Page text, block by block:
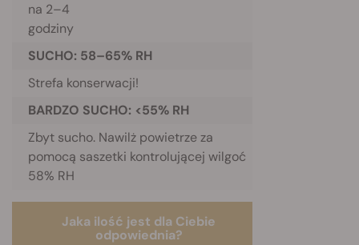
na 2–4
godziny
SUCHO: 58–65% RH
Strefa konserwacji!
BARDZO SUCHO: <55% RH
Zbyt sucho. Nawilż powietrze za
pomocą saszetki kontrolującej wilgoć
58% RH
Jaka ilość jest dla Ciebie
odpowiednia?